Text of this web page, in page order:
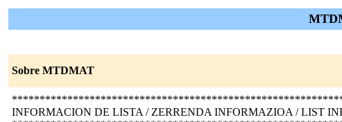
Sobre MTDMAT
INFORMACION DE LISTA / ZERRENDA INFORMAZIOA / LIST